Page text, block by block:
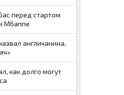
перед стартом
Мбаппе
англичанина,
как долго могут